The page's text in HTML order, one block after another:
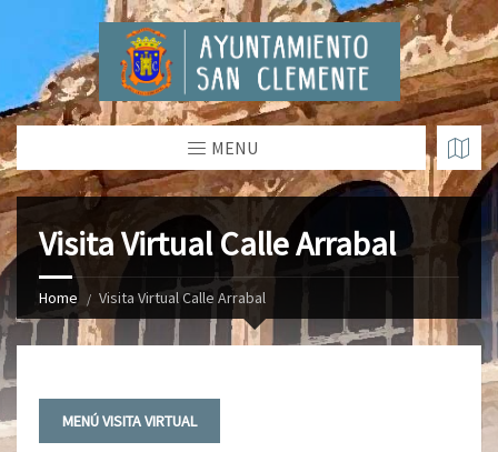
MENU
Visita Virtual Calle Arrabal
Home Visita Virtual Calle Arrabal
MENÚ VISITA VIRTUAL